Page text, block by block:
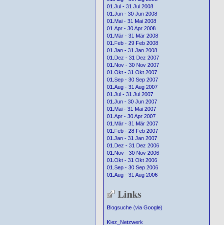
01.Jul - 31 Jul 2008
01.Jun - 30 Jun 2008
01.Mai - 31 Mai 2008
01.Apr - 30 Apr 2008
01.Mär - 31 Mär 2008
01.Feb - 29 Feb 2008
01.Jan - 31 Jan 2008
01.Dez - 31 Dez 2007
01.Nov - 30 Nov 2007
01.Okt - 31 Okt 2007
01.Sep - 30 Sep 2007
01.Aug - 31 Aug 2007
01.Jul - 31 Jul 2007
01.Jun - 30 Jun 2007
01.Mai - 31 Mai 2007
01.Apr - 30 Apr 2007
01.Mär - 31 Mär 2007
01.Feb - 28 Feb 2007
01.Jan - 31 Jan 2007
01.Dez - 31 Dez 2006
01.Nov - 30 Nov 2006
01.Okt - 31 Okt 2006
01.Sep - 30 Sep 2006
01.Aug - 31 Aug 2006
Links
Blogsuche (via Google)
Kiez_Netzwerk